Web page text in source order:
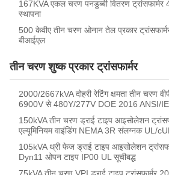
167KVA एकल चरण पनडुब्बी वितरण
स्थापना
500 केवीए तीन चरण ओनान तेल प्रकार
बीआईएल
तीन चरण शुष्क प्रकार ट्रांसफार्मर
2000/2667kVA दोहरी रेटिंग क्षमता तीन चरण
6900V से 480Y/277V DOE 2016 ANSI/
150kVA तीन चरण ड्राई टाइप आइसोलेशन
एल्यूमिनियम वाइंडिंग NEMA 3R संलग्नक UL/
105kVA थ्री फेज ड्राई टाइप आइसोलेशन
Dyn11 ओपन टाइप IP00 UL सूचीबद्ध